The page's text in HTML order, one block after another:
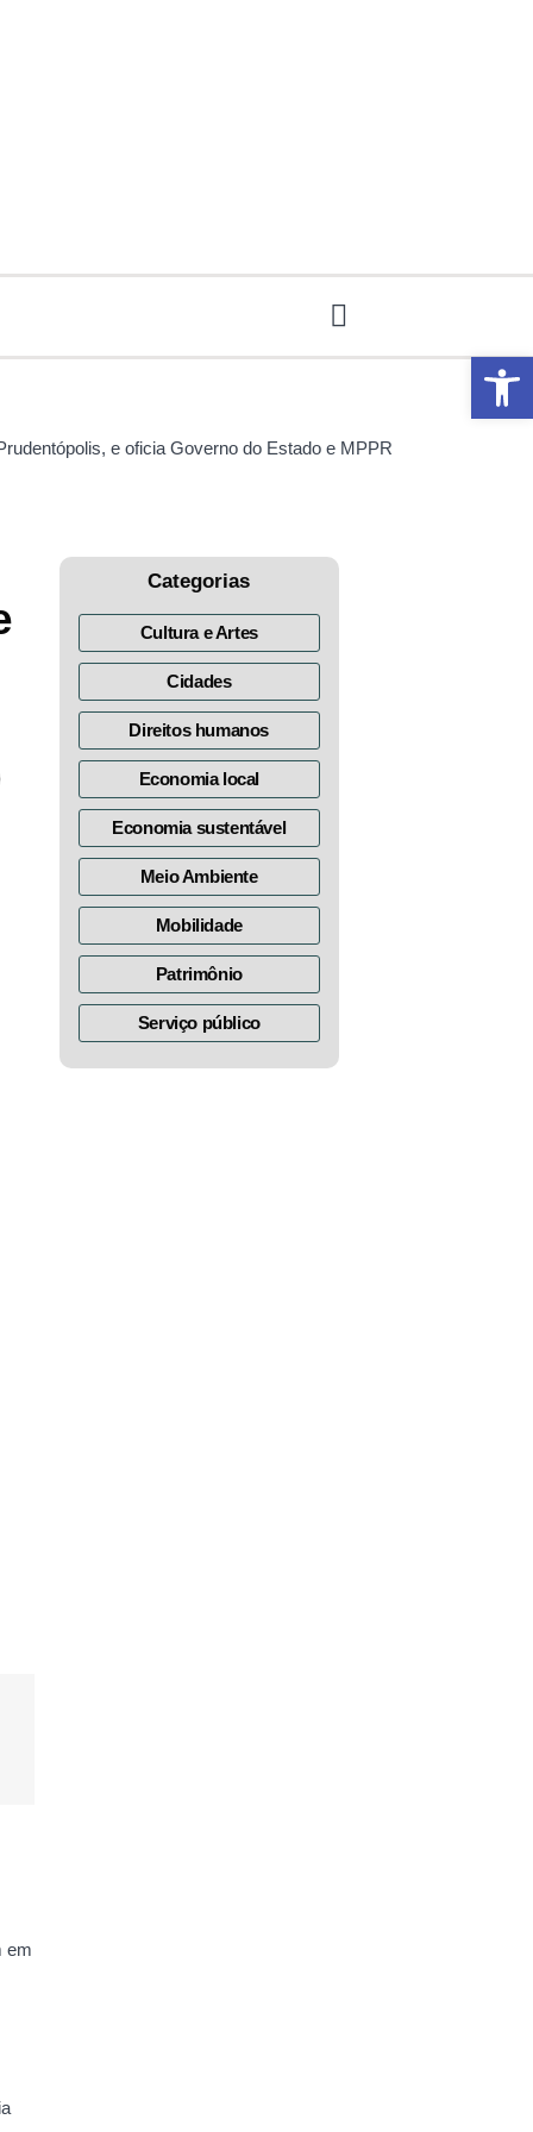
e oficia Governo do Estado e MPPR
em
Categorias
Cultura e Artes
Cidades
Direitos humanos
Economia local
Economia sustentável
Meio Ambiente
Mobilidade
Patrimônio
Serviço público
Abrir